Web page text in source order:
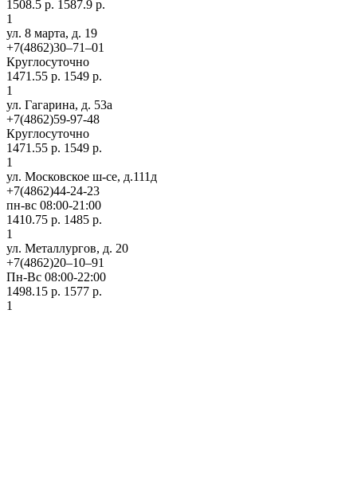
1508.5 р. 1587.9 р.
1
ул. 8 марта, д. 19
+7(4862)30‒71‒01
Круглосуточно
1471.55 р. 1549 р.
1
ул. Гагарина, д. 53а
+7(4862)59-97-48
Круглосуточно
1471.55 р. 1549 р.
1
ул. Московское ш-се, д.111д
+7(4862)44-24-23
пн-вс 08:00-21:00
1410.75 р. 1485 р.
1
ул. ​Металлургов, д. 20
+7(4862)20‒10‒91
Пн-Вс 08:00-22:00
1498.15 р. 1577 р.
1